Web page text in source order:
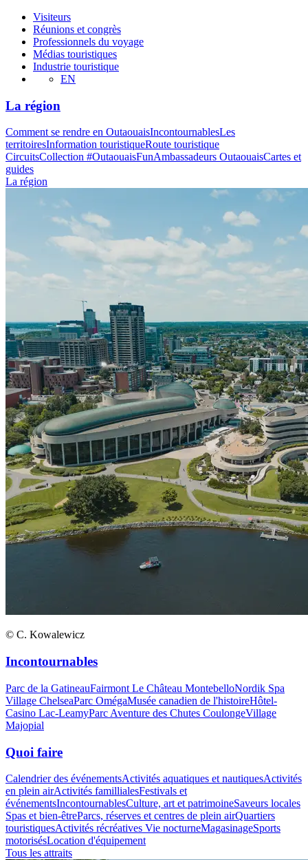
Visiteurs
Réunions et congrès
Professionnels du voyage
Médias touristiques
Industrie touristique
EN
La région
Comment se rendre en OutaouaisIncontournablesLes
territoiresInformation touristiqueRoute touristique
CircuitsCollection #OutaouaisFunAmbassadeurs OutaouaisCartes et
guides
La région
© C. Kowalewicz
Incontournables
Parc de la GatineauFairmont Le Château MontebelloNordik Spa
Village ChelseaParc OmégaMusée canadien de l'histoireHôtel-
Casino Lac-LeamyParc Aventure des Chutes CoulongeVillage
Majopial
Quoi faire
Calendrier des événementsActivités aquatiques et nautiquesActivités
en plein airActivités famillialesFestivals et
événementsIncontournablesCulture, art et patrimoineSaveurs locales
Spas et bien-êtreParcs, réserves et centres de plein airQuartiers
touristiquesActivités récréatives Vie nocturneMagasinageSports
motorisésLocation d'équipement
Tous les attraits